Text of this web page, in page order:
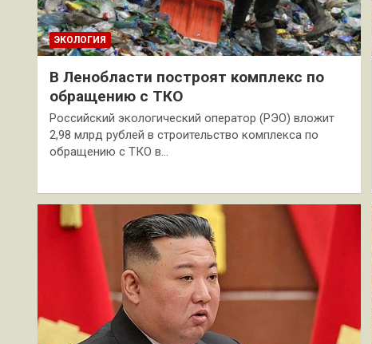
ЭКОЛОГИЯ
В Ленобласти построят комплекс по
обращению с ТКО
Российский экологический оператор (РЭО) вложит
2,98 млрд рублей в строительство комплекса по
обращению с ТКО в…